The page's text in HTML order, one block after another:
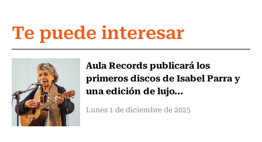
Te puede interesar
Aula Records publicará los
primeros discos de Isabel Parra y
una edición de lujo...
Lunes 1 de diciembre de 2025